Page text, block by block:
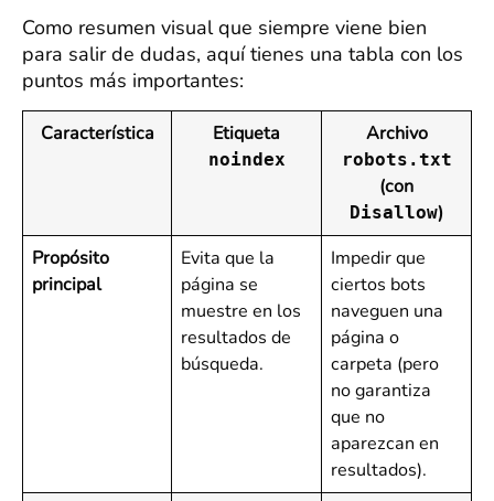
Como resumen visual que siempre viene bien
para salir de dudas, aquí tienes una tabla con los
puntos más importantes:
Característica Etiqueta
noindex
Archivo
robots.txt
(con
Disallow)
Propósito
principal
Evita que la
página se
muestre en los
resultados de
búsqueda.
Impedir que
ciertos bots
naveguen una
página o
carpeta (pero
no garantiza
que no
aparezcan en
resultados).